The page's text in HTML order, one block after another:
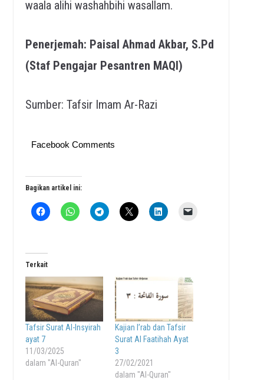
waala alihi washahbihi wasallam.
Penerjemah: Paisal Ahmad Akbar, S.Pd
(Staf Pengajar Pesantren MAQI)
Sumber: Tafsir Imam Ar-Razi
Facebook Comments
Bagikan artikel ini:
Terkait
Tafsir Surat Al-Insyirah
ayat 7
11/03/2025
dalam "Al-Quran"
Kajian I’rab dan Tafsir
Surat Al Faatihah Ayat
3
27/02/2021
dalam "Al-Quran"